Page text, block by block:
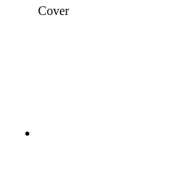
Cover